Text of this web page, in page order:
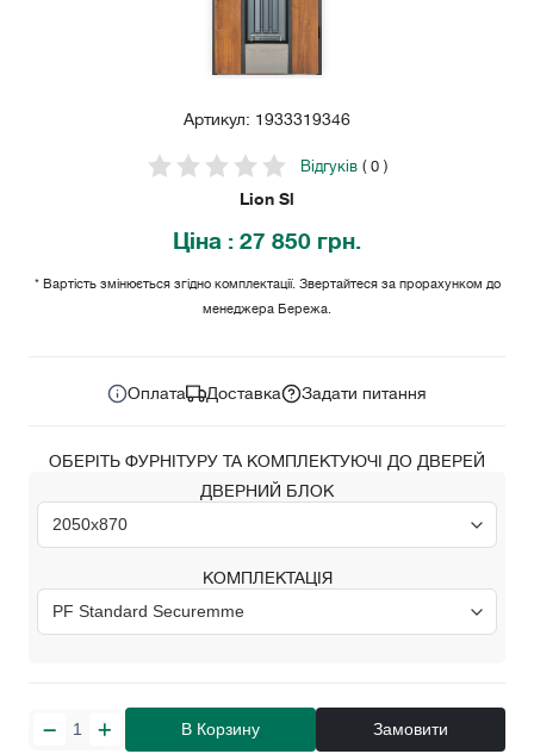
Артикул: 1933319346
Відгуків( 0 )
Lion Sl
Ціна : 27 850 грн.
* Вартість змінюється згідно комплектації. Звертайтеся за прорахунком до
менеджера Бережа.
Оплата Доставка Задати питання
ОБЕРІТЬ ФУРНІТУРУ ТА КОМПЛЕКТУЮЧІ ДО ДВЕРЕЙ
ДВЕРНИЙ БЛОК
КОМПЛЕКТАЦІЯ
В Корзину Замовити